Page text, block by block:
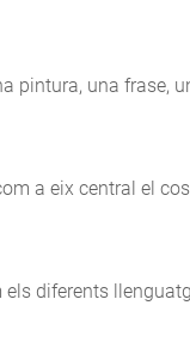
pintura, una frase,
a eix central el cos
els diferents